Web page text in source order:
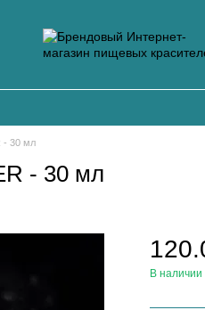
- 30 мл
- 30 мл
В наличии